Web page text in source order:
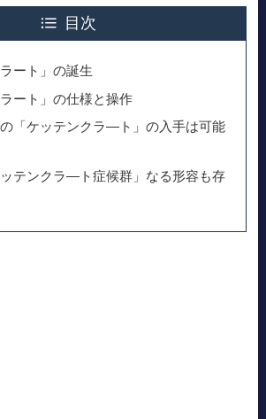
目次
ート」の誕生
ラート」の仕様と操作
「ケッテンクラ―ト」の入手は可能
テンクラ―ト症候群」なる形容も存